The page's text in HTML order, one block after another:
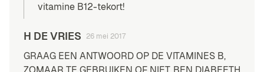
vitamine B12-tekort!
H DE VRIES 26 mei 2017
GRAAG EEN ANTWOORD OP DE VITAMINES B,